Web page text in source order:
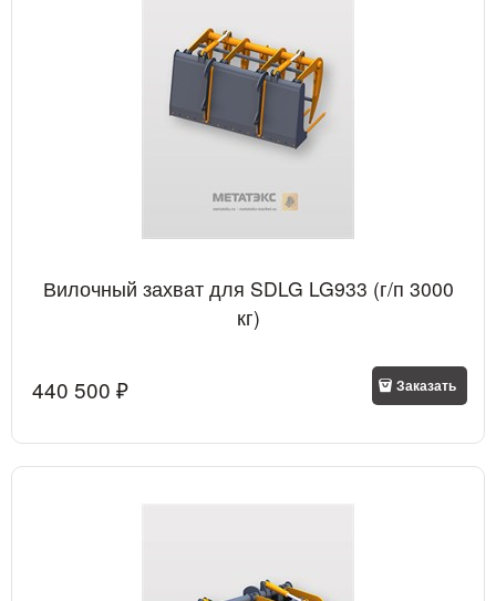
Вилочный захват для SDLG LG933 (г/п 3000
кг)
440 500 ₽ Заказать